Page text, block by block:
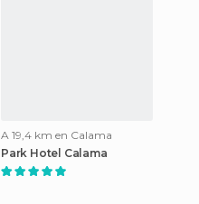
A 19,4 km en Calama
Park Hotel Calama